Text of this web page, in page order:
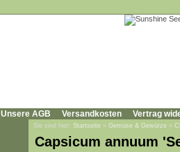
Unsere AGB Versandkosten Vertrag
Sie sind hier: Startseite » Gemüse & Gewürze »
Capsicum annuum